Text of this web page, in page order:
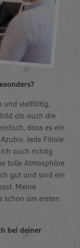
und vielfältig,
als auch die
dass es ein
Jede Filiale
auch richtig
tolle Atmosphäre
gut und sind ein
Meine
schon am ersten
bei deiner